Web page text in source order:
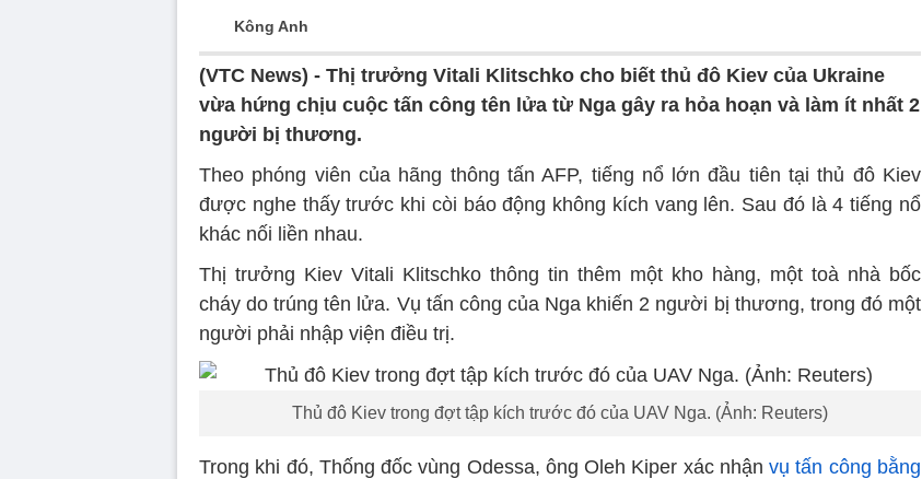
Kông Anh
(VTC News) - Thị trưởng Vitali Klitschko cho biết thủ đô Kiev của Ukraine
vừa hứng chịu cuộc tấn công tên lửa từ Nga gây ra hỏa hoạn và làm ít nhất 2
người bị thương.
Theo phóng viên của hãng thông tấn AFP, tiếng nổ lớn đầu tiên tại thủ đô Kiev
được nghe thấy trước khi còi báo động không kích vang lên. Sau đó là 4 tiếng nổ
khác nối liền nhau.
Thị trưởng Kiev Vitali Klitschko thông tin thêm một kho hàng, một toà nhà bốc
cháy do trúng tên lửa. Vụ tấn công của Nga khiến 2 người bị thương, trong đó một
người phải nhập viện điều trị.
Thủ đô Kiev trong đợt tập kích trước đó của UAV Nga. (Ảnh: Reuters)
Trong khi đó, Thống đốc vùng Odessa, ông Oleh Kiper xác nhậnvụ tấn công bằng